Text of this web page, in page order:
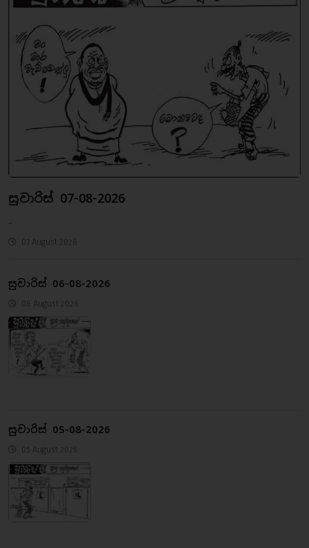
සුවාරිස් 07-08-2026
..
07 August 2026
සුවාරිස් 06-08-2026
06 August 2026
සුවාරිස් 05-08-2026
05 August 2026